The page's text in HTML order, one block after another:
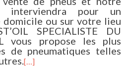
interviendra pour un
domicile ou sur votre lieu
SPECIALISTE DU
vous propose les plus
de pneumatiques telles
[…]